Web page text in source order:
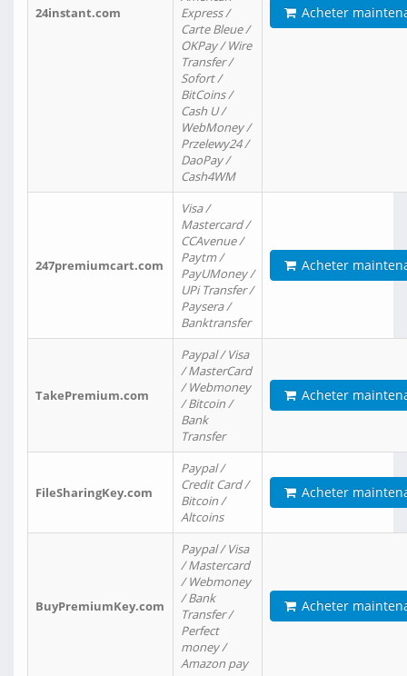
24instant.com
Express /
Carte Bleue /
OKPay / Wire
Transfer /
Sofort /
BitCoins /
Cash U /
WebMoney /
Przelewy24 /
DaoPay /
Cash4WM
Acheter
247premiumcart.com
Visa /
Mastercard /
CCAvenue /
Paytm /
PayUMoney /
UPi Transfer /
Paysera /
Banktransfer
Acheter
TakePremium.com
Paypal / Visa
/ MasterCard
/ Webmoney
/ Bitcoin /
Bank
Transfer
Acheter
FileSharingKey.com
Paypal /
Credit Card /
Bitcoin /
Altcoins
Acheter
BuyPremiumKey.com
Paypal / Visa
/ Mastercard
/ Webmoney
/ Bank
Transfer /
Perfect
money /
Amazon pay
Acheter